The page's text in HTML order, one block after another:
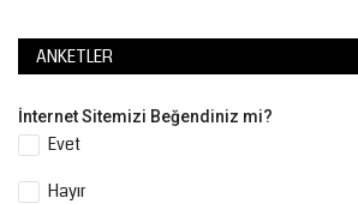
ANKETLER
İnternet Sitemizi Beğendiniz mi?
Evet
Hayır